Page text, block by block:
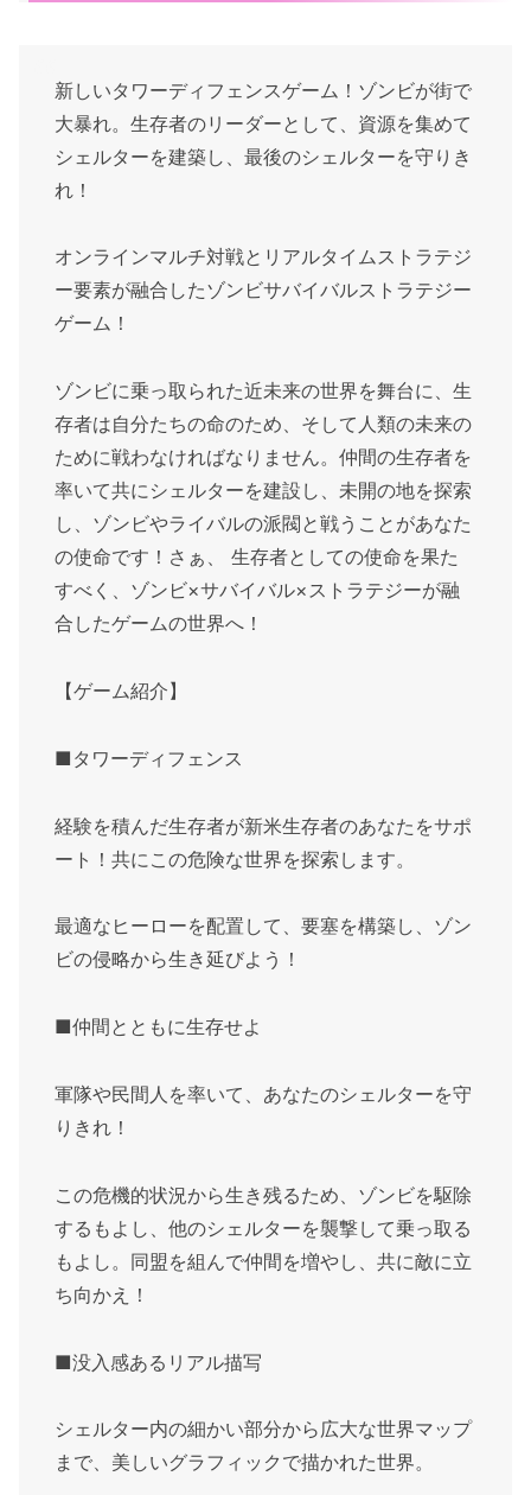
新しいタワーディフェンスゲーム！ゾンビが街で
大暴れ。生存者のリーダーとして、資源を集めて
シェルターを建築し、最後のシェルターを守りき
れ！
オンラインマルチ対戦とリアルタイムストラテジ
ー要素が融合したゾンビサバイバルストラテジー
ゲーム！
ゾンビに乗っ取られた近未来の世界を舞台に、生
存者は自分たちの命のため、そして人類の未来の
ために戦わなければなりません。仲間の生存者を
率いて共にシェルターを建設し、未開の地を探索
し、ゾンビやライバルの派閥と戦うことがあなた
の使命です！さぁ、 生存者としての使命を果た
すべく、ゾンビ×サバイバル×ストラテジーが融
合したゲームの世界へ！
【ゲーム紹介】
■タワーディフェンス
経験を積んだ生存者が新米生存者のあなたをサポ
ート！共にこの危険な世界を探索します。
最適なヒーローを配置して、要塞を構築し、ゾン
ビの侵略から生き延びよう！
■仲間とともに生存せよ
軍隊や民間人を率いて、あなたのシェルターを守
りきれ！
この危機的状況から生き残るため、ゾンビを駆除
するもよし、他のシェルターを襲撃して乗っ取る
もよし。同盟を組んで仲間を増やし、共に敵に立
ち向かえ！
■没入感あるリアル描写
シェルター内の細かい部分から広大な世界マップ
まで、美しいグラフィックで描かれた世界。